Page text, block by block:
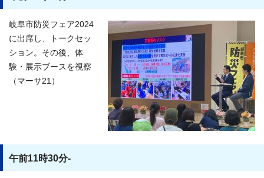
岐阜市防災フェア2024
に出席し、トークセッ
ション。その後、体
験・展示ブースを視察
（マーサ21）
午前11時30分-